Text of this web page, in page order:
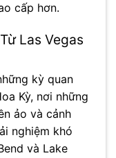
cấp hơn.
Las Vegas
kỳ quan
Kỳ, nơi những
ảo và cảnh
nghiệm khó
và Lake